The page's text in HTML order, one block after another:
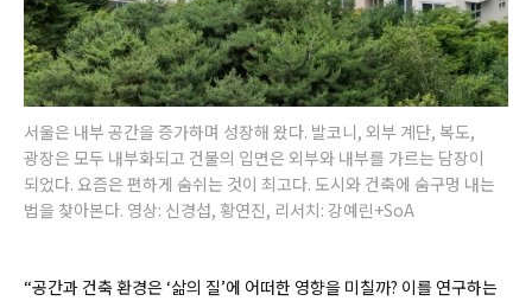
서울은 내부 공간을 증가하며 성장해 왔다. 발코니, 외부 계단, 복도,
광장은 모두 내부화되고 건물의 입면은 외부와 내부를 가르는 담장이
되었다. 요즘은 편하게 숨쉬는 것이 최고다. 도시와 건축에 숨구멍 내는
법을 찾아본다. 영상: 신경섭, 황연진, 리서치: 강예린+SoA
“공간과 건축 환경은 ‘삶의 질’에 어떠한 영향을 미칠까? 이를 연구하는